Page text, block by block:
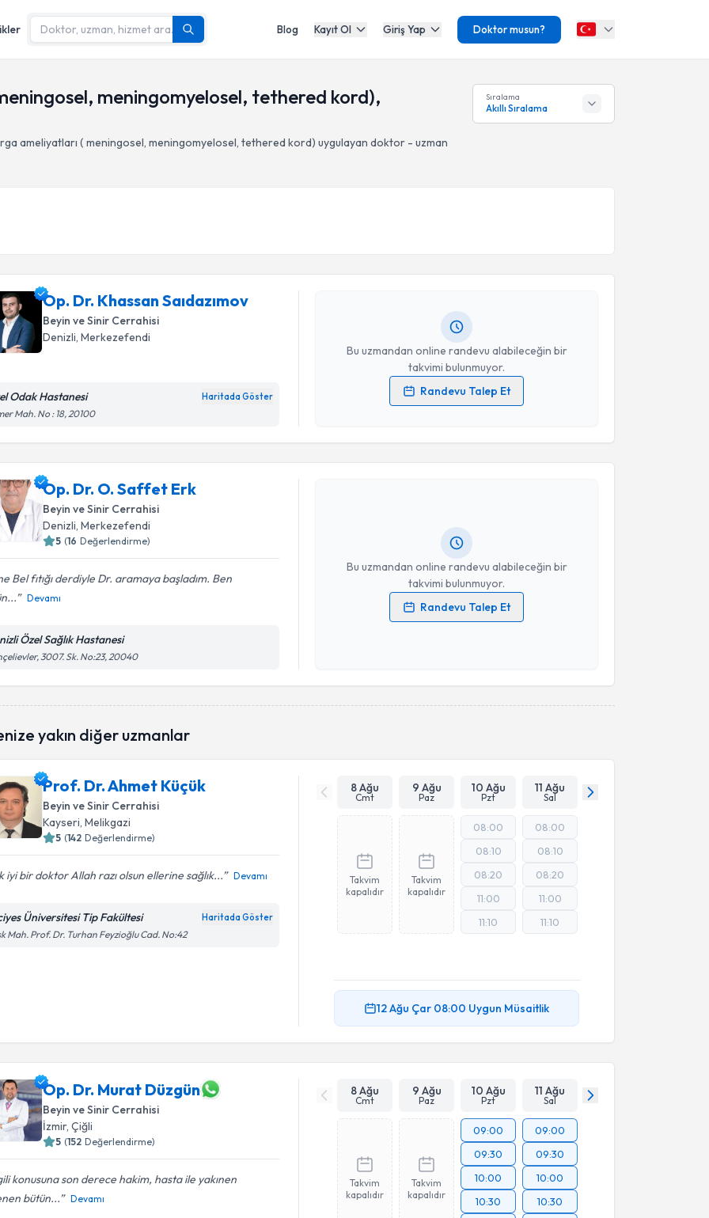
Blog Kayıt Ol Giriş Yap Doktor musun?
meningomyelosel, tethered kord),
ameliyatları ( meningosel, meningomyelosel, tethered kord) uygulayan doktor - uzman
Sıralama
Akıllı Sıralama
Op. Dr. Khassan Saıdazımov
Beyin ve Sinir Cerrahisi
Denizli, Merkezefendi
Odak Hastanesi Haritada Göster
Mah. No : 18, 20100
Bu uzmandan online randevu alabileceğin bir
takvimi bulunmuyor.
Randevu Talep Et
Kişisel verilerimin işlenmesine ilişkinAydınlatma Metni
işlenmesini kabul ediyorum.
Op. Dr. O. Saffet Erk
Beyin ve Sinir Cerrahisi
Denizli, Merkezefendi
5 (16 Değerlendirme)
Bel fıtığı derdiyle Dr. aramaya başladım. Ben
Devamı
Özel Sağlık Hastanesi
3007. Sk. No:23, 20040
Bu uzmandan online randevu alabileceğin bir
takvimi bulunmuyor.
Randevu Talep Et
Randevu Takvimi Talebi
Op. Dr. O. Saffet Erk
Kişisel verilerimin işlenmesine ilişkinAydınlatma Metni
Takvim Talebini Gönder
yakın diğer uzmanlar
Prof. Dr. Ahmet Küçük
Beyin ve Sinir Cerrahisi
Kayseri, Melikgazi
5 (142 Değerlendirme)
iyi bir doktor Allah razı olsun ellerine sağlık... Devamı
Üniversitesi Tip Fakültesi Haritada Göster
Mah. Prof. Dr. Turhan Feyzioğlu Cad. No:42
8 Ağu
Cmt
9 Ağu
Paz
10 Ağu
Pzt
11 Ağu
Sal
Takvim
kapalıdır
Takvim
kapalıdır
08:00
08:10
08:20
11:00
11:10
08:00
08:10
08:20
11:00
11:10
12 Ağu Çar 08:00 Uygun Müsaitlik
Op. Dr. Murat Düzgün
Beyin ve Sinir Cerrahisi
İzmir, Çiğli
5 (152 Değerlendirme)
konusuna son derece hakim, hasta ile yakınen
bütün...
Devamı
8 Ağu
Cmt
9 Ağu
Paz
10 Ağu
Pzt
11 Ağu
Sal
Takvim
kapalıdır
Takvim
kapalıdır
09:00
09:30
10:00
10:30
09:00
09:30
10:00
10:30